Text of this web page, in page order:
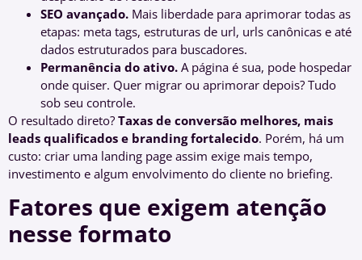
SEO avançado. Mais liberdade para aprimorar todas as
etapas: meta tags, estruturas de url, urls canônicas e até
dados estruturados para buscadores.
Permanência do ativo. A página é sua, pode hospedar
onde quiser. Quer migrar ou aprimorar depois? Tudo
sob seu controle.
O resultado direto? Taxas de conversão melhores, mais
leads qualificados e branding fortalecido. Porém, há um
custo: criar uma landing page assim exige mais tempo,
investimento e algum envolvimento do cliente no briefing.
Fatores que exigem atenção
nesse formato